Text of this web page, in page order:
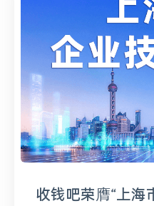
收钱吧荣膺“上海